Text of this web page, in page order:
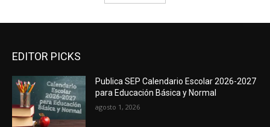
EDITOR PICKS
Publica SEP Calendario Escolar 2026-2027
para Educación Básica y Normal
agosto 1, 2026